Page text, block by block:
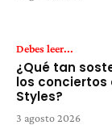
Debes leer...
¿Qué tan
los conciertos
Styles?
3 agosto 2026